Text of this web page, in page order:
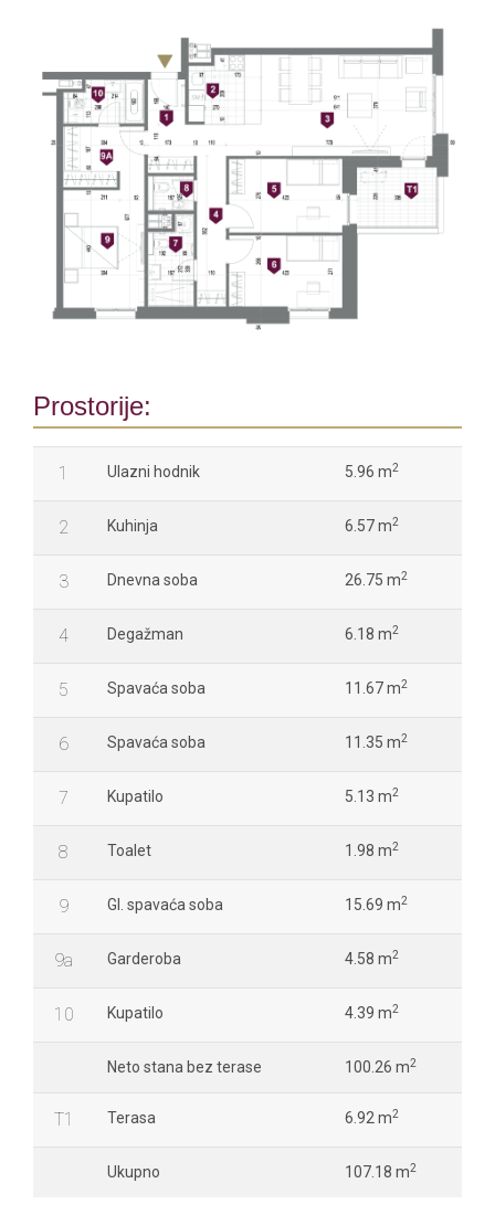
Prostorije:
1 Ulazni hodnik 5.96 m2
2 Kuhinja 6.57 m2
3 Dnevna soba 26.75 m2
4 Degažman 6.18 m2
5 Spavaća soba 11.67 m2
6 Spavaća soba 11.35 m2
7 Kupatilo 5.13 m2
8 Toalet 1.98 m2
9 Gl. spavaća soba 15.69 m2
9a Garderoba 4.58 m2
10 Kupatilo 4.39 m2
Neto stana bez terase 100.26 m2
T1 Terasa 6.92 m2
Ukupno 107.18 m2